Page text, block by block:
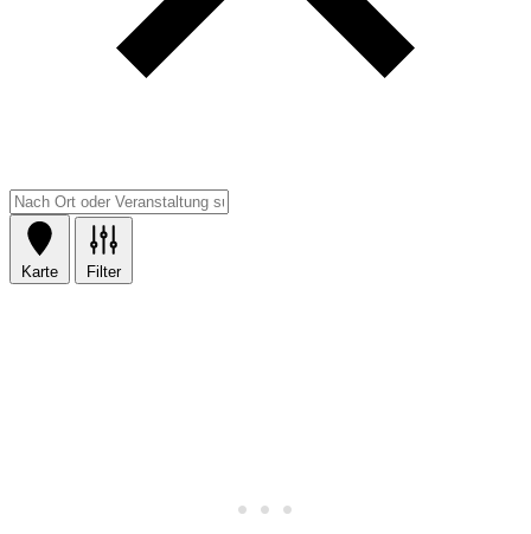
Karte Filter